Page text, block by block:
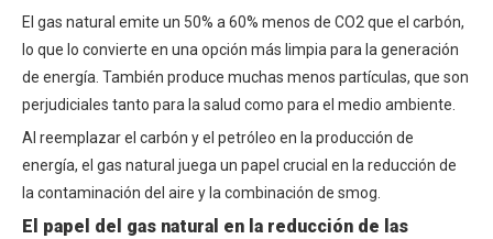
El gas natural emite un 50% a 60% menos de CO2 que el carbón,
lo que lo convierte en una opción más limpia para la generación
de energía. También produce muchas menos partículas, que son
perjudiciales tanto para la salud como para el medio ambiente.
Al reemplazar el carbón y el petróleo en la producción de
energía, el gas natural juega un papel crucial en la reducción de
la contaminación del aire y la combinación de smog.
El papel del gas natural en la reducción de las